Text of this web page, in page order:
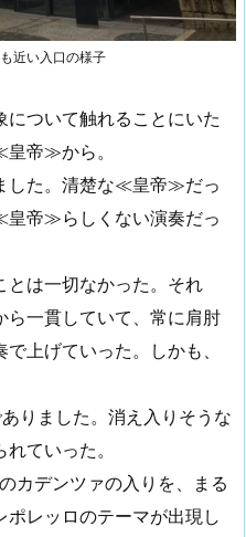
近い入口の様子
ついて触れることにいた
帝≫から。
した。清楚な≪皇帝≫だっ
皇帝≫らしくない演奏だっ
とは一切なかった。それ
ら一貫していて、常に肩肘
上げていった。しかも、
りました。消え入りそうな
ていった。
カデンツァの入りを、まる
レッロのテーマが出現し